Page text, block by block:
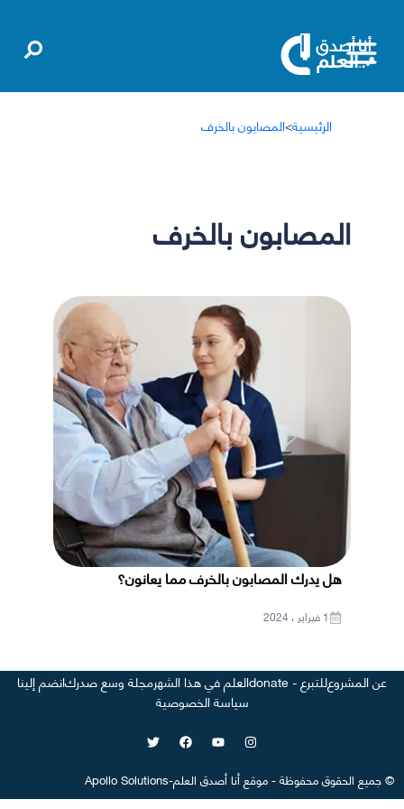
الرئيسية>المصابون بالخرف
المصابون بالخرف
هل يدرك المصابون بالخرف مما يعانون؟
1 فبراير ، 2024
عن المشروعللتبرع - donate العلم في هذا الشهرمجلة وسع صدركانضم إلينا
سياسة الخصوصية
©جميع الحقوق محفوظة-موقع أنا أصدق العلم-
Apollo Solutions